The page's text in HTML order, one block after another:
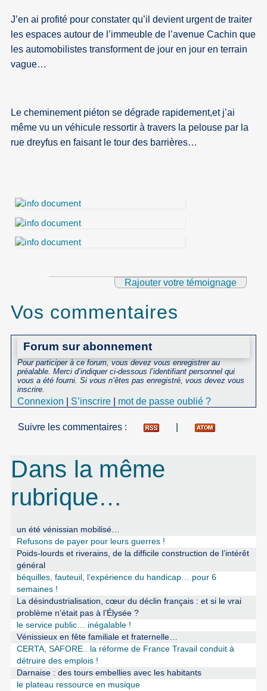
J’en ai profité pour constater qu’il devient urgent de traiter
les espaces autour de l’immeuble de l’avenue Cachin que
les automobilistes transforment de jour en jour en terrain
vague…
Le cheminement piéton se dégrade rapidement,et j’ai
même vu un véhicule ressortir à travers la pelouse par la
rue dreyfus en faisant le tour des barrières…
Rajouter votre témoignage
Vos commentaires
Forum sur abonnement
Pour participer à ce forum, vous devez vous enregistrer au
préalable. Merci d’indiquer ci-dessous l’identifiant personnel qui
vous a été fourni. Si vous n’êtes pas enregistré, vous devez vous
inscrire.
Connexion S’inscrire mot de passe oublié ?
Suivre les commentaires :
Dans la même
rubrique…
un été vénissian mobilisé…
Refusons de payer pour leurs guerres !
Poids-lourds et riverains, de la difficile construction de l’intérêt
général
béquilles, fauteuil, l’expérience du handicap… pour 6
semaines !
La désindustrialisation, cœur du déclin français : et si le vrai
problème n’était pas à l’Élysée ?
le service public… inégalable !
Vénissieux en fête familiale et fraternelle…
CERTA, SAFORE.. la réforme de France Travail conduit à
détruire des emplois !
Darnaise : des tours embellies avec les habitants
le plateau ressource en musique